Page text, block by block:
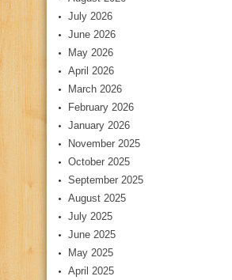
July 2026
June 2026
May 2026
April 2026
March 2026
February 2026
January 2026
November 2025
October 2025
September 2025
August 2025
July 2025
June 2025
May 2025
April 2025